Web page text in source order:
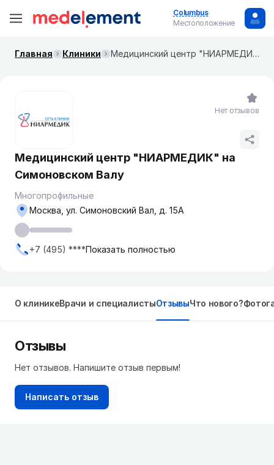
Columbus
Местоположение
Главная Клиники Медицинский центр "НИАРМЕДИК" на ​Симоновском Валу
Медицинский центр "НИАРМЕДИК" на ​
Симоновском Валу
Многопрофильные
Москва, ул. Симоновский Вал, д. 15А
+7 (495) ****Показать полностью
Нет отзывов
О клиникеВрачи и специалистыОтзывыЧто нового?
Отзывы
Нет отзывов. Напишите отзыв первым!
Написать отзыв